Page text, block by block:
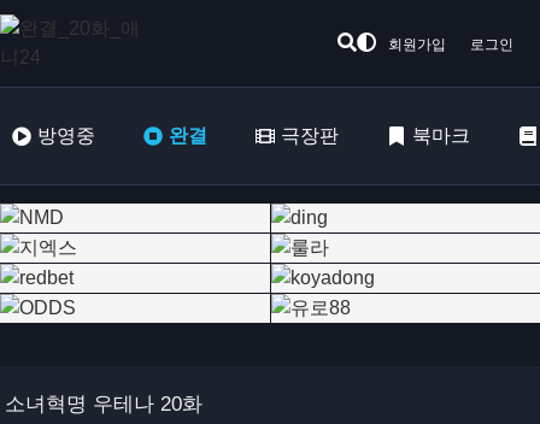
회원가입 로그인
방영중 완결 극장판 북마크
소녀혁명 우테나 20화